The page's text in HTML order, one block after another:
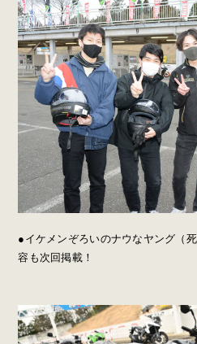
●イケメンぞろいのナウなヤング（
容も次回掲載！